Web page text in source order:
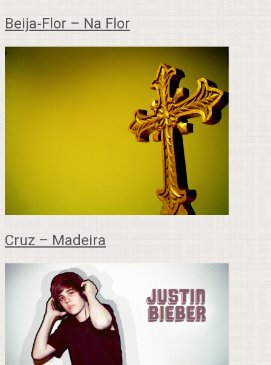
Beija-Flor – Na Flor
Cruz – Madeira